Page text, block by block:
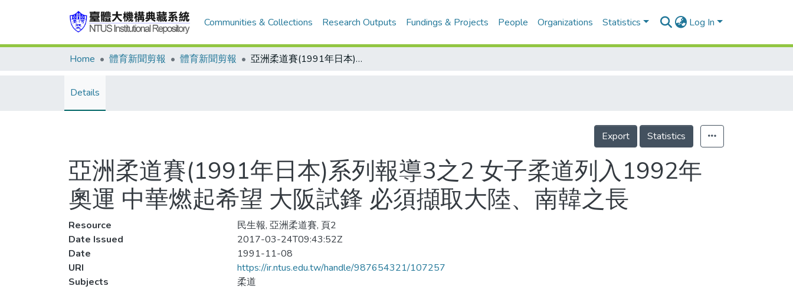
Communities & Collections Research Outputs Fundings & Projects People Organizations Statistics Log In
Home 體育新聞剪報 體育新聞剪報 亞洲柔道賽(1991年日本)系列報導3之2 女子柔道列入1992年奧運 中華燃起希望 大阪試鋒 必須擷取大陸、南韓之長
Details
Export Statistics
亞洲柔道賽(1991年日本)系列報導3之2 女子柔道列入1992年
奧運 中華燃起希望 大阪試鋒 必須擷取大陸、南韓之長
Resource
民生報, 亞洲柔道賽, 頁2
Date Issued
2017-03-24T09:43:52Z
Date
1991-11-08
URI
https://ir.ntus.edu.tw/handle/987654321/107257
Subjects
柔道